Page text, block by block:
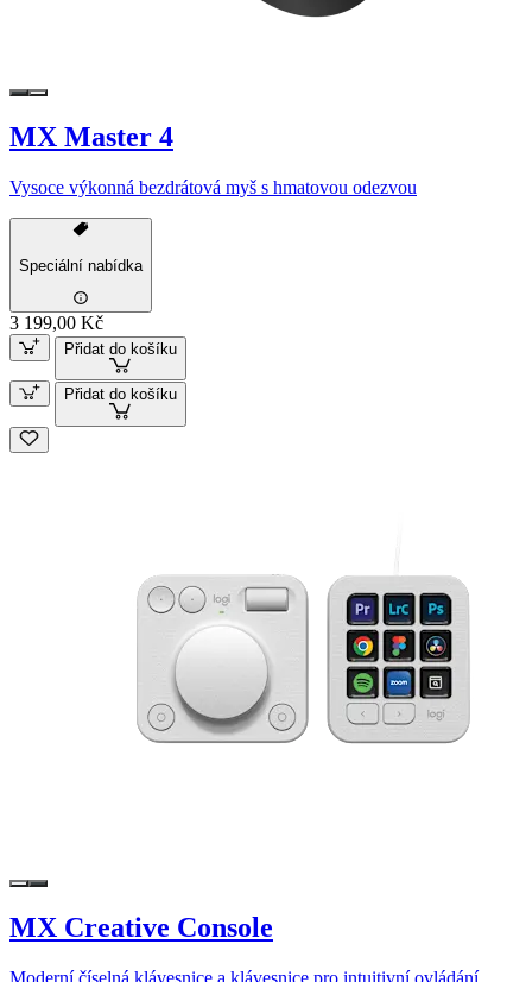
MX Master 4
Vysoce výkonná bezdrátová myš s hmatovou odezvou
Speciální nabídka
3 199,00 Kč
Přidat do košíku
Přidat do košíku
MX Creative Console
Moderní číselná klávesnice a klávesnice pro intuitivní ovládání.